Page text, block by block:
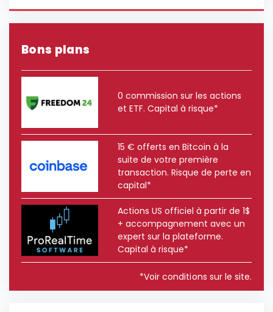
Bons plans
0 commission sur les actions
et ETF. Capital à risque*
15 € offerts en Bitcoin à la
suite de votre première
transaction. Risque de perte en
capital*
Actions US officiel à partir de 1$
+ accompagnement avec un
expert sur la plateforme.
Capital à risque*
*Voir conditions sur le site.